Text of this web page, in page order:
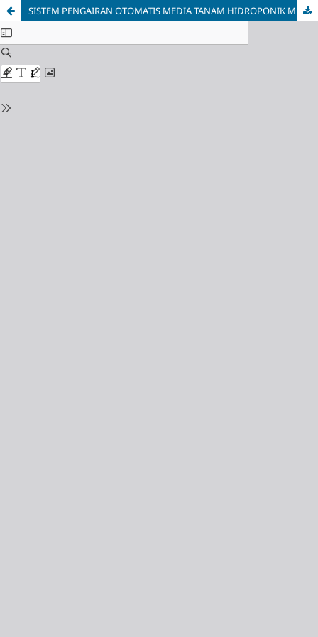
SISTEM PENGAIRAN OTOMATIS MEDIA TANAM HIDROPONIK MENGGUNAKAN SENSOR KELEMBABAN UDARA